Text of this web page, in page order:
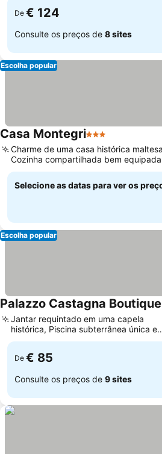
De € 124
Consulte os preços de 8 sites
Escolha popular
Casa Montegri3 Estrelas
Charme de uma casa histórica
Cozinha compartilhada bem equipada
Selecione as datas para ver os
Escolha popular
Palazzo Castagna
Jantar requintado em uma capela
histórica, Piscina subterrânea única
caverna
De € 85
Consulte os preços de 9 sites